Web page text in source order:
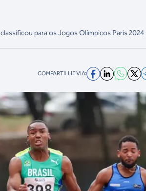
para os Jogos Olímpicos Paris 2024
COMPARTILHE VIA: